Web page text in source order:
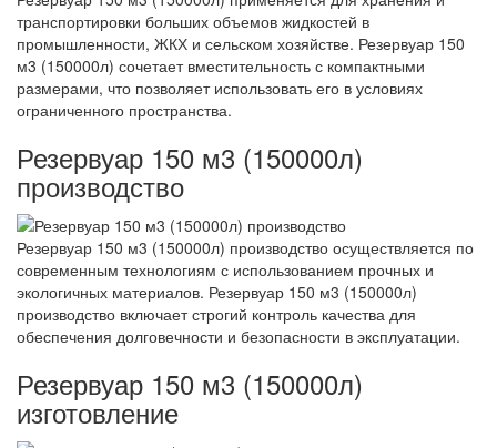
транспортировки больших объемов жидкостей в
промышленности, ЖКХ и сельском хозяйстве. Резервуар 150
м3 (150000л) сочетает вместительность с компактными
размерами, что позволяет использовать его в условиях
ограниченного пространства.
Резервуар 150 м3 (150000л)
производство
Резервуар 150 м3 (150000л) производство осуществляется по
современным технологиям с использованием прочных и
экологичных материалов. Резервуар 150 м3 (150000л)
производство включает строгий контроль качества для
обеспечения долговечности и безопасности в эксплуатации.
Резервуар 150 м3 (150000л)
изготовление